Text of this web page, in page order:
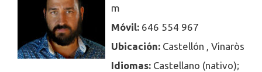
m
Móvil: 646 554 967
Ubicación: Castellón , Vinaròs
Idiomas: Castellano (nativo);